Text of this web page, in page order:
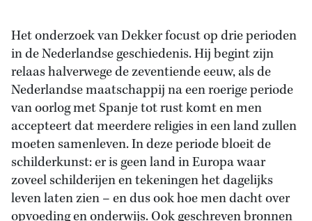
Het onderzoek van Dekker focust op drie perioden
in de Nederlandse geschiedenis. Hij begint zijn
relaas halverwege de zeventiende eeuw, als de
Nederlandse maatschappij na een roerige periode
van oorlog met Spanje tot rust komt en men
accepteert dat meerdere religies in een land zullen
moeten samenleven. In deze periode bloeit de
schilderkunst: er is geen land in Europa waar
zoveel schilderijen en tekeningen het dagelijks
leven laten zien – en dus ook hoe men dacht over
opvoeding en onderwijs. Ook geschreven bronnen